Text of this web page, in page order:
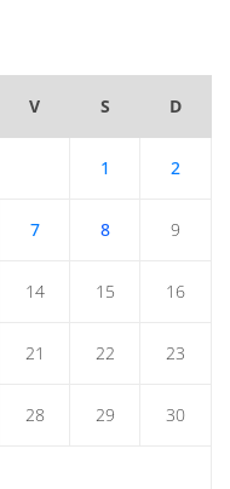
V S D
1 2
7 8 9
14 15 16
21 22 23
28 29 30